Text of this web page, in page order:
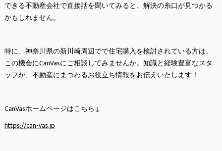
できる不動産会社で直接話を聞いてみると、解決の糸口が見つかる
かもしれません。
特に、神奈川県の新川崎周辺でで住宅購入を検討されている方は、
この機会にCanVasにご相談してみませんか。知識と経験豊富なスタ
ッフが、不動産にまつわるお役立ち情報をお伝えいたします！
CanVasホームページはこちら↓
https://can-vas.jp